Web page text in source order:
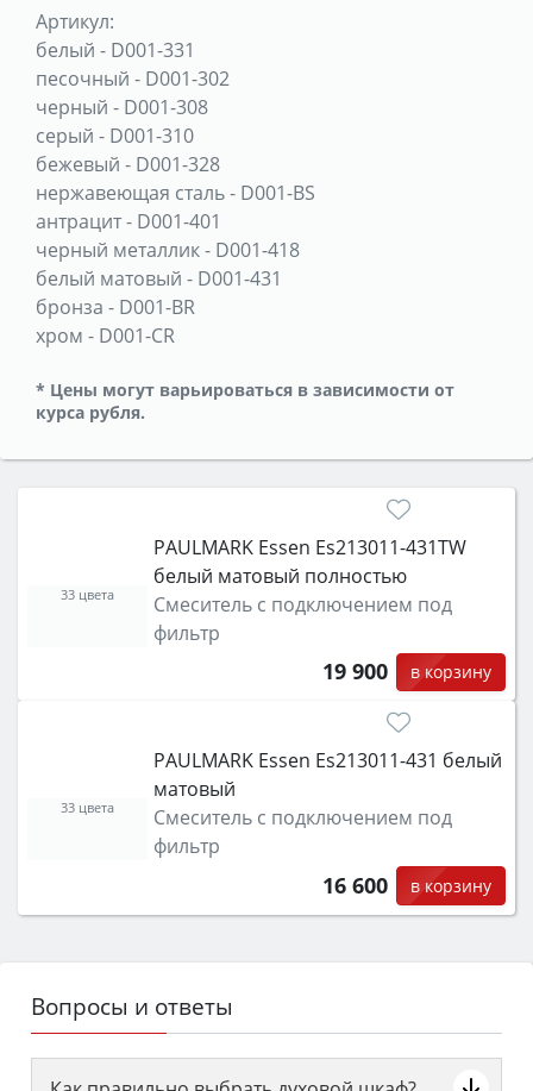
Артикул:
белый - D001-331
песочный - D001-302
черный - D001-308
серый - D001-310
бежевый - D001-328
нержавеющая сталь- D001-BS
антрацит- D001-401
черный металлик- D001-418
белый матовый - D001-431
бронза - D001-BR
хром - D001-CR
* Цены могут варьироваться в зависимости от
курса рубля.
PAULMARK Essen Es213011-431TW
белый матовый полностью
Смеситель с подключением под
фильтр
19 900 в корзину
33 цвета
PAULMARK Essen Es213011-431 белый
матовый
Смеситель с подключением под
фильтр
16 600 в корзину
33 цвета
Вопросы и ответы